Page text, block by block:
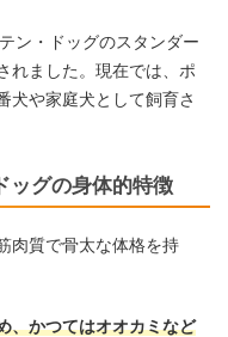
ン・ドッグのスタンダー
れました。現在では、ポ
犬や家庭犬として飼育さ
ッグの身体的特徴
肉質で骨太な体格を持
、かつてはオオカミなど